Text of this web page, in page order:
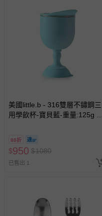
美國little.b - 316雙層不鏽鋼三
用學飲杯-寶貝藍-重量:125g 容
88折
$950 $1080
已售出 1